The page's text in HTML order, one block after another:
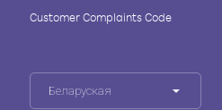
Customer Complaints Code
Беларуская